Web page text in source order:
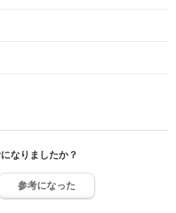
なりましたか？
参考になった